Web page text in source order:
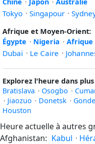
Tokyo · Singapour ·
Afrique et Moyen-Orient:
Égypte · Nigeria · Afrique
Dubaï · Le Caire ·
Explorez l'heure dans
Bratislava · Osogbo ·
· Jiaozuo · Donetsk ·
Houston
Heure actuelle à autres
Afghanistan: Kabul ·